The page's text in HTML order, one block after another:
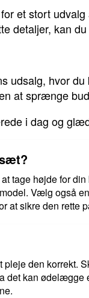
et stort
detaljer, kan
udsalg, hvor
at sprænge
i dag og
tage højde for
Vælg også
at sikre den rette
den korrekt.
det kan